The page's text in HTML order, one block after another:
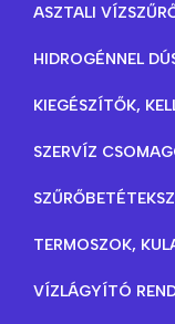
ASZTALI
HIDROGÉNNEL
KIEGÉSZÍTŐK,
SZERVÍZ
SZŰRŐBETÉTEK
TERMOSZOK,
VÍZLÁGYÍTÓ